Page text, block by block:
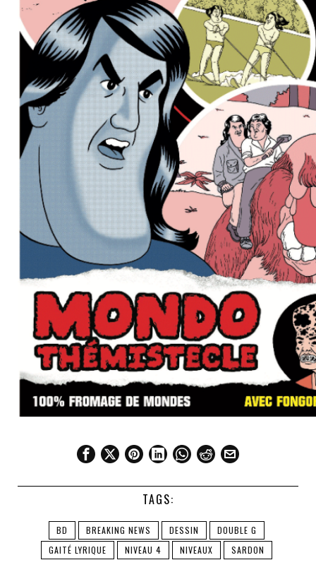
TAGS:
BD BREAKING NEWS DESSIN
DOUBLE G
GAITÉ LYRIQUE
NIVEAU 4 NIVEAUX SARDON